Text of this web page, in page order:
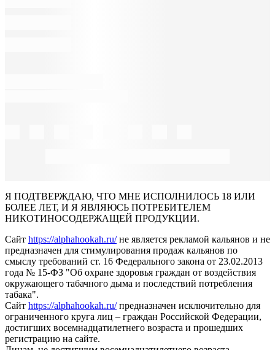
Я ПОДТВЕРЖДАЮ, ЧТО МНЕ ИСПОЛНИЛОСЬ 18 ИЛИ
БОЛЕЕ ЛЕТ, И Я ЯВЛЯЮСЬ ПОТРЕБИТЕЛЕМ
НИКОТИНОСОДЕРЖАЩЕЙ ПРОДУКЦИИ.
Сайт https://alphahookah.ru/не является рекламой кальянов и не
предназначен для стимулирования продаж кальянов по
смыслу требований ст. 16 Федерального закона от 23.02.2013
года № 15-ФЗ "Об охране здоровья граждан от воздействия
окружающего табачного дыма и последствий потребления
табака".
Сайт https://alphahookah.ru/предназначен исключительно для
ограниченного круга лиц – граждан Российской Федерации,
достигших восемнадцатилетнего возраста и прошедших
регистрацию на сайте.